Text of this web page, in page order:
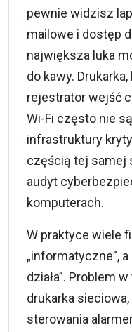
pewnie widzisz
mailowe i dostęp
największa luka
do kawy.
rejestrator wejść
Wi-Fi często nie
infrastruktury
częścią tej samej
audyt
komputerach.
W praktyce wiele
„informatyczne”,
działa”. Problem
drukarka sieciowa,
sterowania